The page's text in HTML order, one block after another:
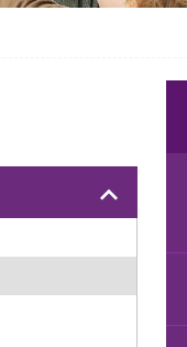
keyboard_arrow_up